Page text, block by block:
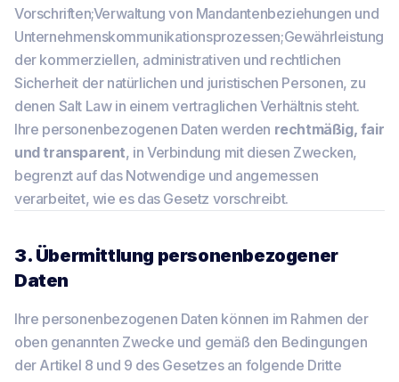
Vorschriften;Verwaltung von Mandantenbeziehungen und
Unternehmenskommunikationsprozessen;Gewährleistung
der kommerziellen, administrativen und rechtlichen
Sicherheit der natürlichen und juristischen Personen, zu
denen Salt Law in einem vertraglichen Verhältnis steht.
Ihre personenbezogenen Daten werden rechtmäßig, fair
und transparent, in Verbindung mit diesen Zwecken,
begrenzt auf das Notwendige und angemessen
verarbeitet, wie es das Gesetz vorschreibt.
3. Übermittlung personenbezogener
Daten
Ihre personenbezogenen Daten können im Rahmen der
oben genannten Zwecke und gemäß den Bedingungen
der Artikel 8 und 9 des Gesetzes an folgende Dritte